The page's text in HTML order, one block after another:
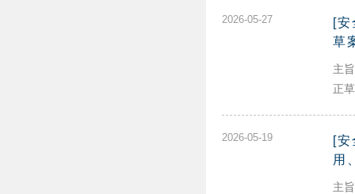
2026-05-27
[安
草
主
正
2026-05-19
[安
用
主